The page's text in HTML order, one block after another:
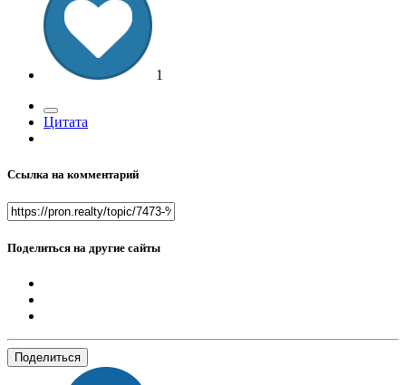
1
Цитата
Ссылка на комментарий
Поделиться на другие сайты
Поделиться